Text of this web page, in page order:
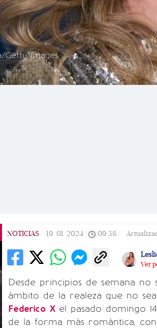
Getty Images.
NOTICIAS 19/01/2024 09:38
Ver
Desde principios de semana
ámbito de la realeza que no
Federico X el pasado domingo
de la forma más romántica,